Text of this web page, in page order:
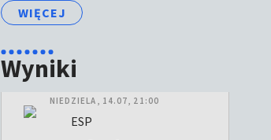
WIĘCEJ
Wyniki
NIEDZIELA, 14.07, 21:00
ESP